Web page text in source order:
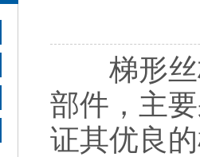
梯形丝
部件，主
证其优良